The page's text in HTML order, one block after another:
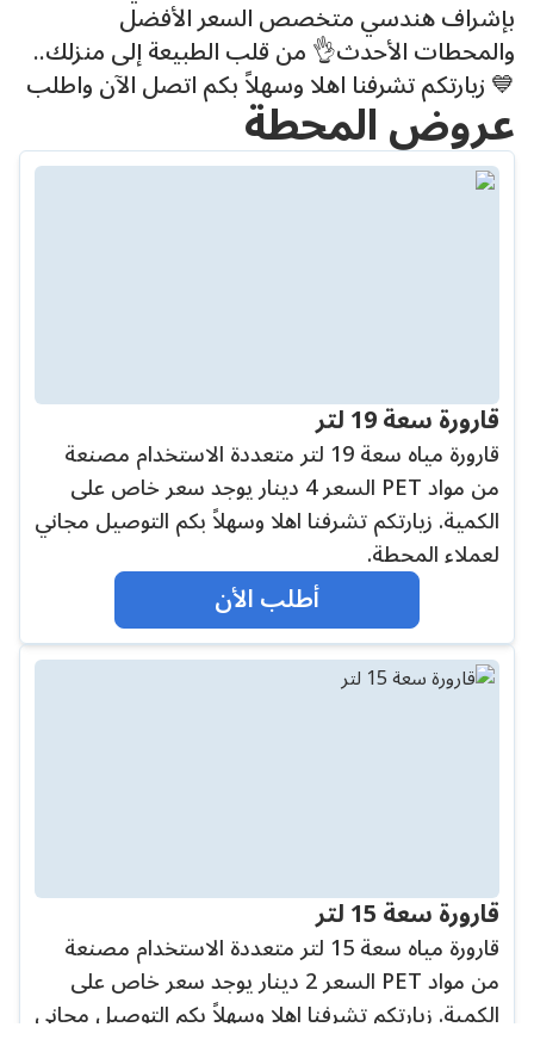
بإشراف هندسي متخصص السعر الأفضل
والمحطات الأحدث👌 من قلب الطبيعة إلى منزلك..
💙 زيارتكم تشرفنا اهلا وسهلاً بكم اتصل الآن واطلب
عروض المحطة
قارورة سعة 19 لتر
قارورة مياه سعة 19 لتر متعددة الاستخدام مصنعة
من مواد PET السعر 4 دينار يوجد سعر خاص على
الكمية. زيارتكم تشرفنا اهلا وسهلاً بكم التوصيل مجاني
لعملاء المحطة.
أطلب الأن
قارورة سعة 15 لتر
قارورة مياه سعة 15 لتر متعددة الاستخدام مصنعة
من مواد PET السعر 2 دينار يوجد سعر خاص على
الكمية. زيارتكم تشرفنا اهلا وسهلاً بكم التوصيل مجاني